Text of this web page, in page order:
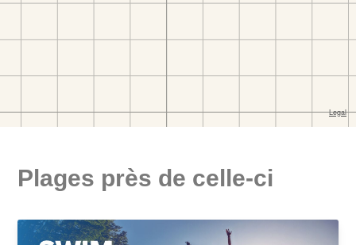
Plages près de celle-ci